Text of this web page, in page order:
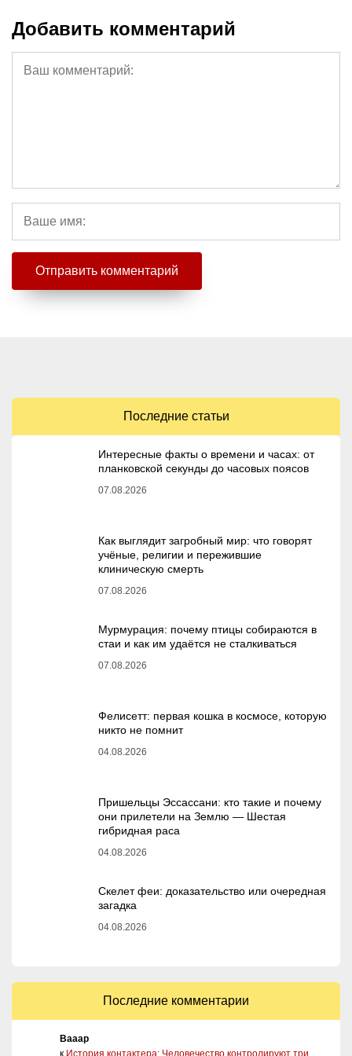
Добавить комментарий
Последние статьи
Интересные факты о времени и часах: от
планковской секунды до часовых поясов
07.08.2026
Как выглядит загробный мир: что говорят
учёные, религии и пережившие
клиническую смерть
07.08.2026
Мурмурация: почему птицы собираются в
стаи и как им удаётся не сталкиваться
07.08.2026
Фелисетт: первая кошка в космосе, которую
никто не помнит
04.08.2026
Пришельцы Эссассани: кто такие и почему
они прилетели на Землю — Шестая
гибридная раса
04.08.2026
Скелет феи: доказательство или очередная
загадка
04.08.2026
Последние комментарии
Вааар